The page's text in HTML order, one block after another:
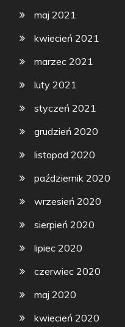
maj 2021
kwiecień 2021
marzec 2021
luty 2021
styczeń 2021
grudzień 2020
listopad 2020
październik 2020
wrzesień 2020
sierpień 2020
lipiec 2020
czerwiec 2020
maj 2020
kwiecień 2020